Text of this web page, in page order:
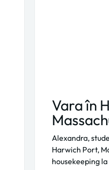
Vara în
Alexandra,
Harwich Port,
housekeeping